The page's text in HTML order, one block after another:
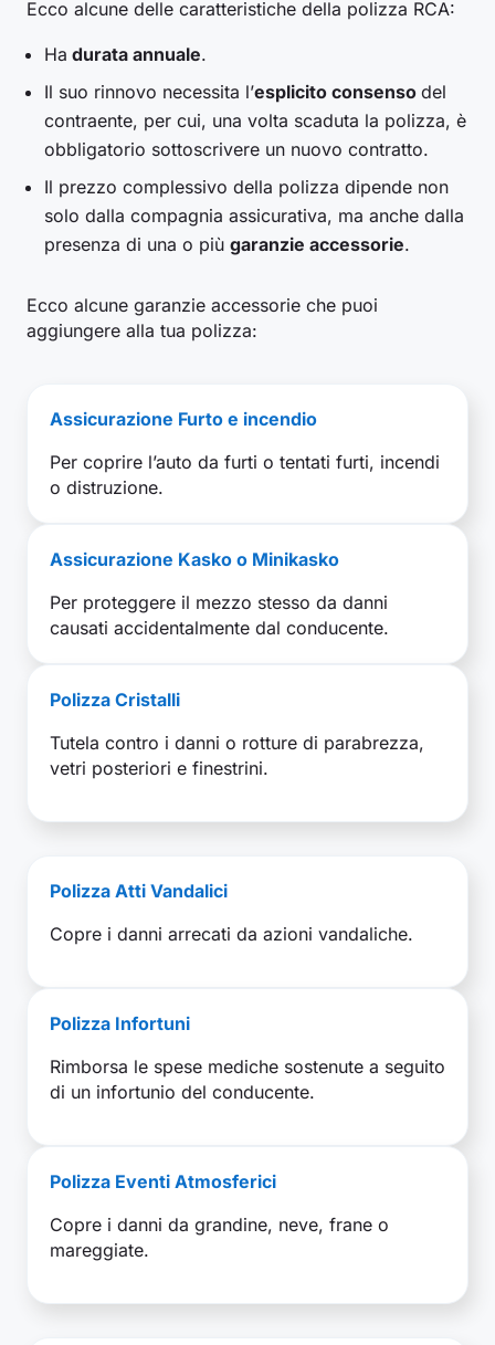
Ecco alcune delle caratteristiche della polizza RCA:
Ha durata annuale.
Il suo rinnovo necessita l’esplicito consenso del
contraente, per cui, una volta scaduta la polizza, è
obbligatorio sottoscrivere un nuovo contratto.
Il prezzo complessivo della polizza dipende non
solo dalla compagnia assicurativa, ma anche dalla
presenza di una o più garanzie accessorie.
Ecco alcune garanzie accessorie che puoi
aggiungere alla tua polizza:
Assicurazione Furto e incendio
Per coprire l’auto da furti o tentati furti, incendi
o distruzione.
Assicurazione Kasko o Minikasko
Per proteggere il mezzo stesso da danni
causati accidentalmente dal conducente.
Polizza Cristalli
Tutela contro i danni o rotture di parabrezza,
vetri posteriori e finestrini.
Polizza Atti Vandalici
Copre i danni arrecati da azioni vandaliche.
Polizza Infortuni
Rimborsa le spese mediche sostenute a seguito
di un infortunio del conducente.
Polizza Eventi Atmosferici
Copre i danni da grandine, neve, frane o
mareggiate.